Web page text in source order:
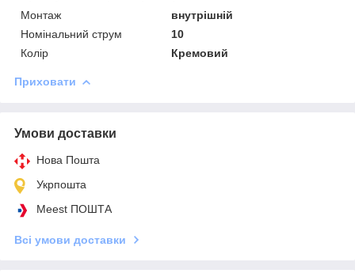
Монтаж
внутрішній
Номінальний струм
10
Колір
Кремовий
Приховати
Умови доставки
Нова Пошта
Укрпошта
Meest ПОШТА
Всі умови доставки